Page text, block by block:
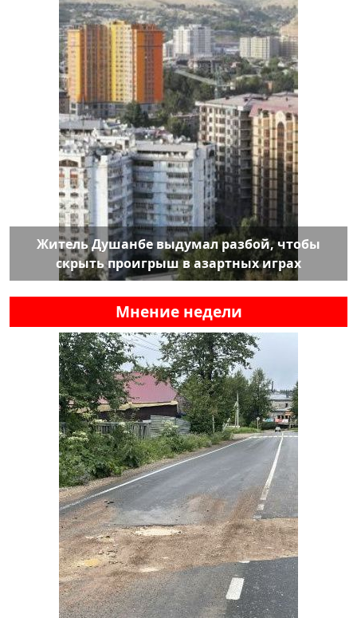
Житель Душанбе выдумал разбой, чтобы
скрыть проигрыш в азартных играх
Мнение недели